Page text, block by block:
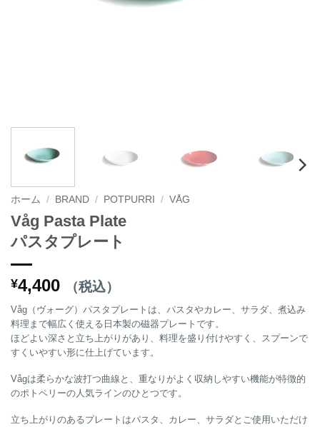
ホーム / BRAND / POTPURRI / VÅG
Våg Pasta Plate
パスタプレート
¥4,400 （税込）
Våg（ヴォーグ）パスタプレートは、パスタやカレー、サラダ、煮込み
料理まで幅広く使える日本製の磁器プレートです。
ほどよい深さと立ち上がりがあり、料理を盛り付けやすく、スプーンで
すくいやすい形に仕上げています。
Vågは柔らかな波打つ曲線と、重なりがよく収納しやすい機能が特徴的
のポトペリーの人気ラインのひとつです。
立ち上がりのあるプレートはパスタ、カレー、サラダとご使用いただけ